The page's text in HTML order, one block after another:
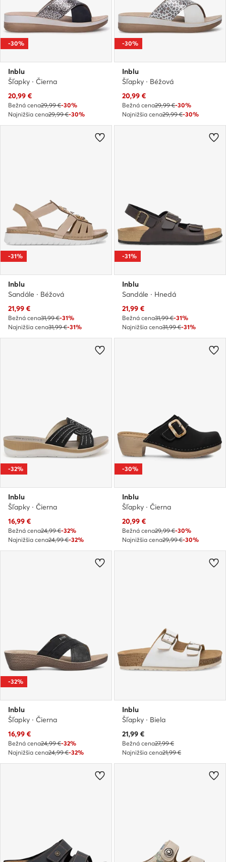
-30%
Inblu
Šľapky · Čierna
Aktuálna cena
20,99 €
Bežná cena29,99 €-30%
Najnižšia cena29,99 €-30%
-30%
Inblu
Šľapky · Béžová
Aktuálna cena
20,99 €
Bežná cena29,99 €-30%
Najnižšia cena29,99 €-30%
-31%
Inblu
Sandále · Béžová
Aktuálna cena
21,99 €
Bežná cena31,99 €-31%
Najnižšia cena31,99 €-31%
-31%
Inblu
Sandále · Hnedá
Aktuálna cena
21,99 €
Bežná cena31,99 €-31%
Najnižšia cena31,99 €-31%
-32%
Inblu
Šľapky · Čierna
Aktuálna cena
16,99 €
Bežná cena24,99 €-32%
Najnižšia cena24,99 €-32%
-30%
Inblu
Šľapky · Čierna
Aktuálna cena
20,99 €
Bežná cena29,99 €-30%
Najnižšia cena29,99 €-30%
-32%
Inblu
Šľapky · Čierna
Aktuálna cena
16,99 €
Bežná cena24,99 €-32%
Najnižšia cena24,99 €-32%
Inblu
Šľapky · Biela
Aktuálna cena
21,99 €
Bežná cena27,99 €
Najnižšia cena21,99 €